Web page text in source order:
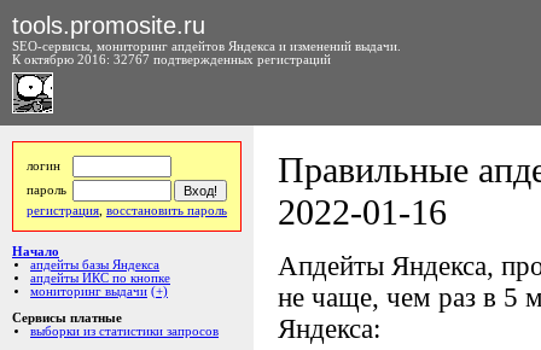
tools.promosite.ru
SEO-сервисы, мониторинг апдейтов Яндекса и изменений выдачи.
К октябрю 2016: 32767 подтвержденных регистраций
логин
пароль
регистрация восстановить пароль
Начало
апдейты базы Яндекса
апдейты ИКС по кнопке
мониторинг выдачи (+)
Сервисы платные
выборки из статистики запросов
Правильные
2022-01-16
Апдейты Яндекса,
не чаще, чем раз в 5
Яндекса: